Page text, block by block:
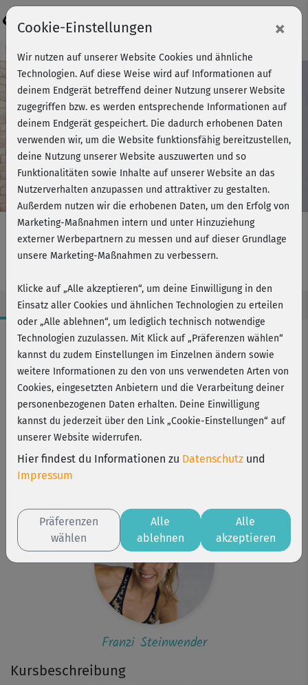
Play
Video
Kursvorschau - Jetzt mitmachen!
Get in Shape - Stand 1
Kursbeschreibung
Workout-Facts
anspruchsvoll
24 Min
124 kcal
Franzi Steinwender
Get in Shape!
Franzi Steinwender
Cookie-Einstellungen ×
Wir nutzen auf unserer Website Cookies und ähnliche
Technologien. Auf diese Weise wird auf Informationen auf
deinem Endgerät betreffend deiner Nutzung unserer Website
zugegriffen bzw. es werden entsprechende Informationen auf
deinem Endgerät gespeichert. Die dadurch erhobenen Daten
verwenden wir, um die Website funktionsfähig bereitzustellen,
deine Nutzung unserer Website auszuwerten und so
Funktionalitäten sowie Inhalte auf unserer Website an das
Nutzerverhalten anzupassen und attraktiver zu gestalten.
Außerdem nutzen wir die erhobenen Daten, um den Erfolg von
Marketing-Maßnahmen intern und unter Hinzuziehung
externer Werbepartnern zu messen und auf dieser Grundlage
unsere Marketing-Maßnahmen zu verbessern.
Klicke auf „Alle akzeptieren“, um deine Einwilligung in den
Einsatz aller Cookies und ähnlichen Technologien zu erteilen
oder „Alle ablehnen“, um lediglich technisch notwendige
Technologien zuzulassen. Mit Klick auf „Präferenzen wählen“
kannst du zudem Einstellungen im Einzelnen ändern sowie
weitere Informationen zu den von uns verwendeten Arten von
Cookies, eingesetzten Anbietern und die Verarbeitung deiner
personenbezogenen Daten erhalten. Deine Einwilligung
kannst du jederzeit über den Link „Cookie-Einstellungen“ auf
unserer Website widerrufen.
Hier findest du Informationen zu Datenschutz und
Impressum
Präferenzen
wählen
Alle
ablehnen
Alle
akzeptieren